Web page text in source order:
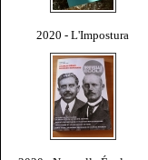
2020 - L'Impostura